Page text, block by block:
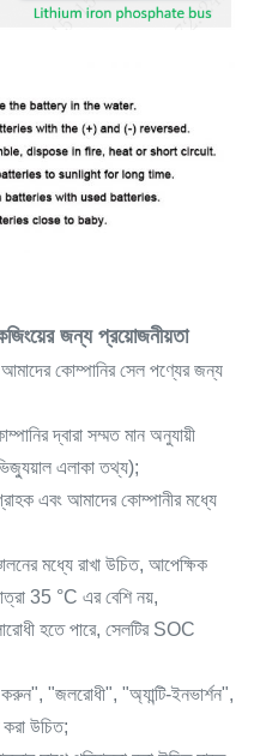
জন্য প্রয়োজনীয়তা
কোম্পানির সেল পণ্যের জন্য
দ্বারা সম্মত মান অনুযায়ী
এলাকা তথ্য);
এবং আমাদের কোম্পানীর মধ্যে
মধ্যে রাখা উচিত, আপেক্ষিক
35 °C এর বেশি নয়,
হতে পারে, সেলটির SOC
করুন", "জলরোধী", "অ্যান্টি-ইনভার্শন",
উচিত;